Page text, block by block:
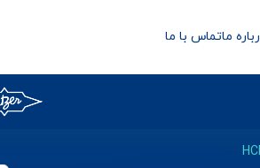
ماتماس با ما